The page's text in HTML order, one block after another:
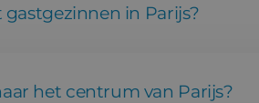
in Parijs?
het centrum van Parijs?